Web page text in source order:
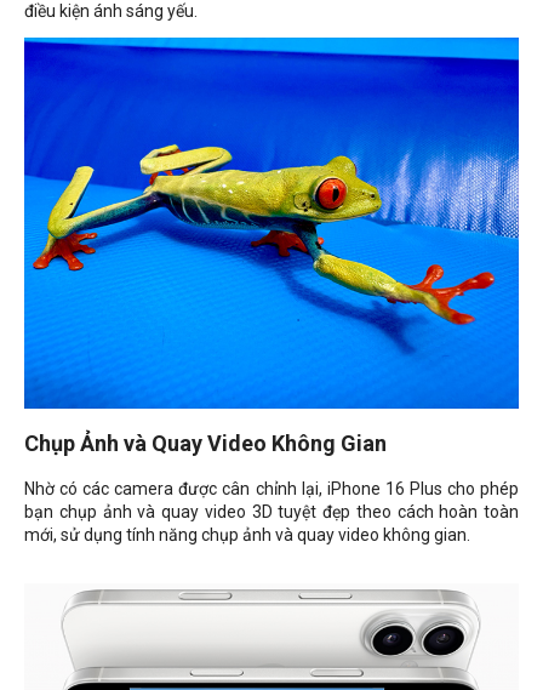
điều kiện ánh sáng yếu.
Chụp Ảnh và Quay Video Không Gian
Nhờ có các camera được cân chỉnh lại, iPhone 16 Plus cho phép
bạn chụp ảnh và quay video 3D tuyệt đẹp theo cách hoàn toàn
mới, sử dụng tính năng chụp ảnh và quay video không gian.